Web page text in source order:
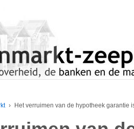
› Het verruimen van de hypotheek garantie